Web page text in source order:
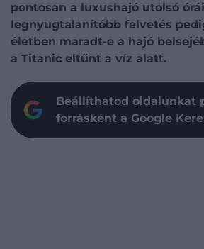
pontosan a luxushajó utolsó
legnyugtalanítóbb felvetés
életben maradt-e a hajó
a Titanic eltűnt a víz alatt.
Beállíthatod oldalunkat
forrásként a Google